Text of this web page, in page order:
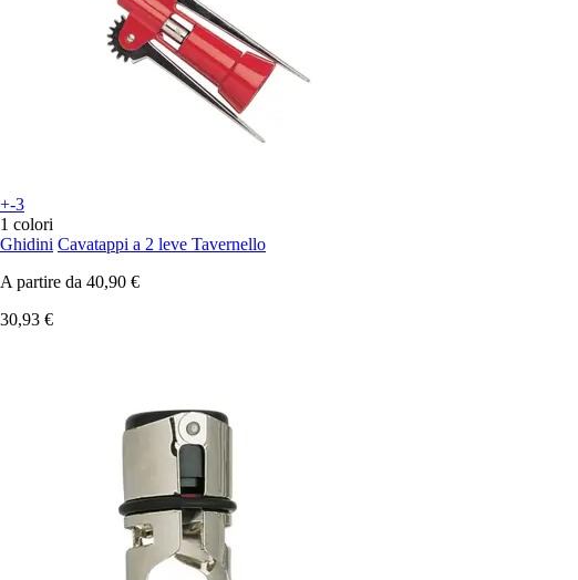
+-3
1 colori
Ghidini Cavatappi a 2 leve Tavernello
A partire da 40,90 €
30,93 €